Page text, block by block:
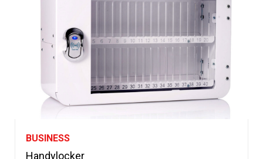
BUSINESS
Handylocker